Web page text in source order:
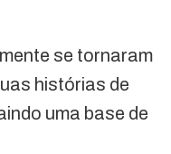
se tornaram
histórias de
uma base de